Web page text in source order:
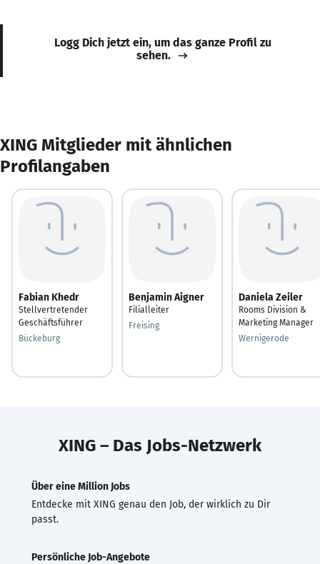
Logg Dich jetzt ein, um das ganze Profil zu
sehen.
XING Mitglieder mit ähnlichen
Profilangaben
Fabian Khedr
Stellvertretender
Geschäftsführer
Bückeburg
Benjamin Aigner
Filialleiter
Freising
Daniela Zeiler
Rooms Division &
Marketing Manager
Wernigerode
XING – Das Jobs-Netzwerk
Über eine Million Jobs
Entdecke mit XING genau den Job, der wirklich zu Dir
passt.
Persönliche Job-Angebote